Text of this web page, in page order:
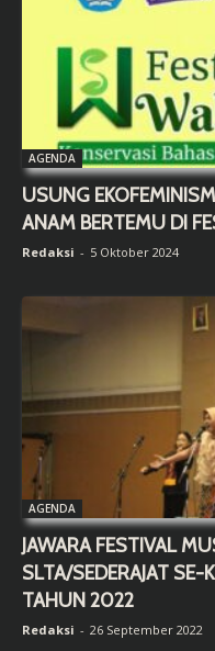
AGENDA
USUNG
ANAM BERTEMU DI
Redaksi - 5 Oktober 2024
AGENDA
JAWARA FESTIVAL
SLTA/SEDERAJAT
TAHUN 2022
Redaksi - 26 September 2022